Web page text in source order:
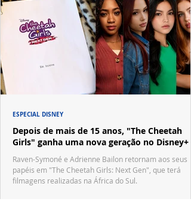
Depois de mais de 15 anos, "The Cheetah
Girls" ganha uma nova geração no Disney+
Raven-Symoné e Adrienne Bailon retornam aos seus
papéis em "The Cheetah Girls: Next Gen", que terá
filmagens realizadas na África do Sul.
ESPECIAL DISNEY